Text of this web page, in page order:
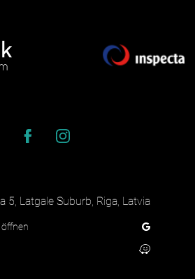
5, Latgale Suburb, Riga, Latvia